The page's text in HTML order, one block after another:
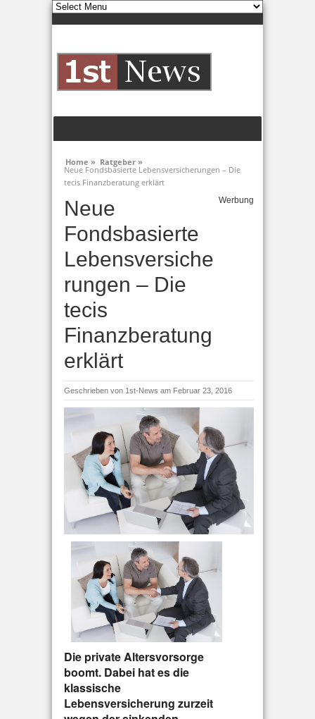
Home » Ratgeber »
Neue Fondsbasierte Lebensversicherungen – Die
tecis Finanzberatung erklärt
Neue
Fondsbasierte
Lebensversiche
rungen – Die
tecis
Finanzberatung
erklärt
Werbung
Geschrieben von 1st-News am Februar 23, 2016
Die private Altersvorsorge
boomt. Dabei hat es die
klassische
Lebensversicherung zurzeit